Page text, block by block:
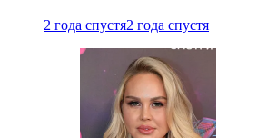
2 года спустя2 года спустя